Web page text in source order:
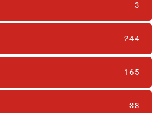
3
244
165
38